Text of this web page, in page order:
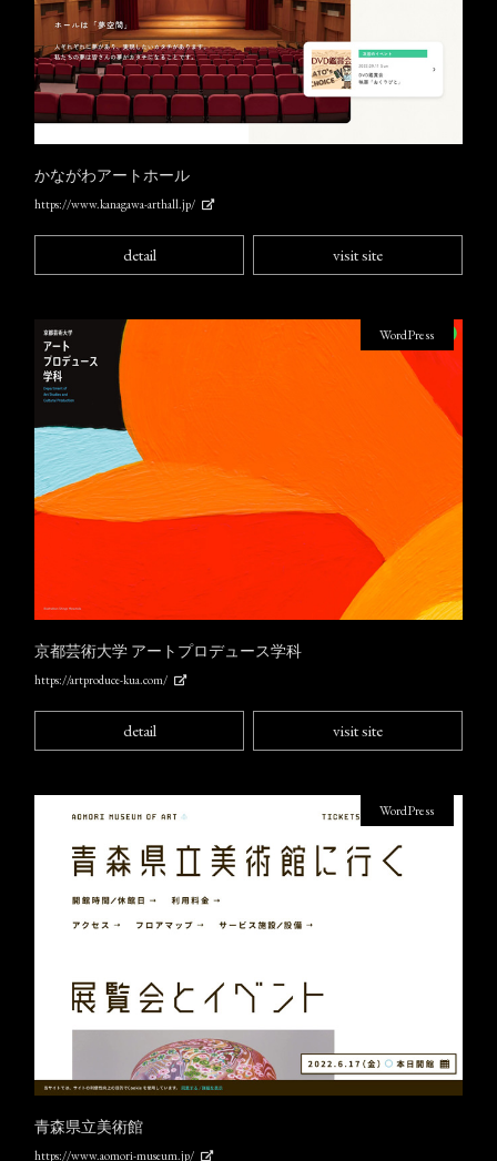
かながわアートホール
https://www.kanagawa-arthall.jp/
detail visit site
京都芸術大学 アートプロデュース学科
https://artproduce-kua.com/
WordPress
detail visit site
青森県立美術館
https://www.aomori-museum.jp/
WordPress